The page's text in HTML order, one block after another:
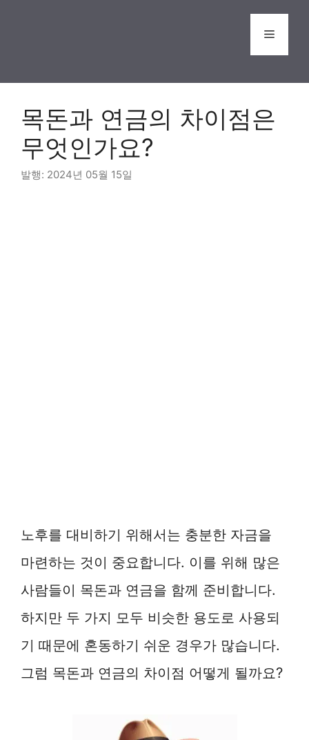
Menu
목돈과 연금의 차이점은
무엇인가요?
2024년 05월 15일
노후를 대비하기 위해서는 충분한 자금을
마련하는 것이 중요합니다. 이를 위해 많은
사람들이 목돈과 연금을 함께 준비합니다.
하지만 두 가지 모두 비슷한 용도로 사용되
기 때문에 혼동하기 쉬운 경우가 많습니다.
그럼 목돈과 연금의 차이점 어떻게 될까요?